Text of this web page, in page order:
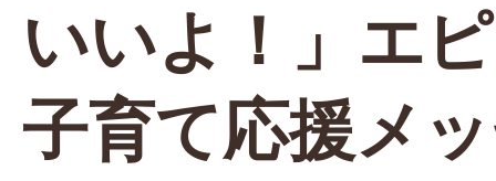
いいよ！」エ
子育て応援メ